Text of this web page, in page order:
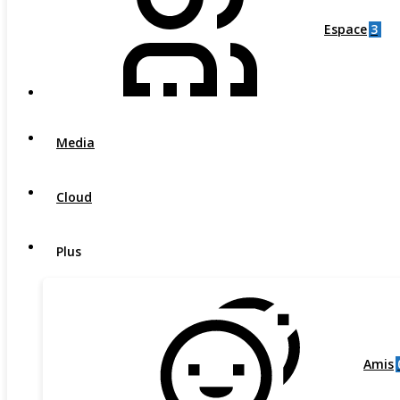
Espace 3
Media
Cloud
Plus
Amis